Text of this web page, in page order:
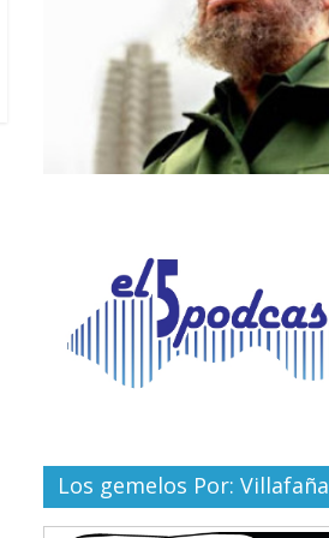
Los gemelos Por: Villafaña